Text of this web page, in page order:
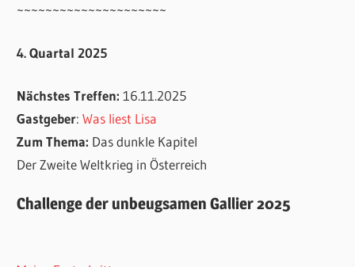
~~~~~~~~~~~~~~~~~~~~~
4. Quartal 2025
Nächstes Treffen:16.11.2025
Gastgeber:Was liest Lisa
Zum Thema: Das dunkle Kapitel
Der Zweite Weltkrieg in Österreich
Challenge der unbeugsamen Gallier 2025